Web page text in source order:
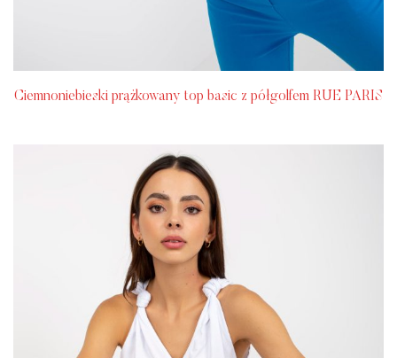
Ciemnoniebieski prążkowany top basic z półgolfem RUE PARIS